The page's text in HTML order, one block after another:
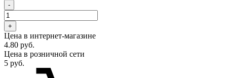
-
+
Цена в интернет-магазине
4.80 руб.
Цена в розничной сети
5 руб.